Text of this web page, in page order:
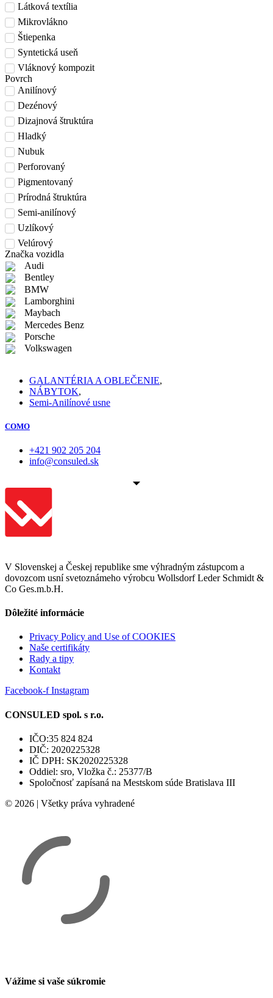
Látková textília
Mikrovlákno
Štiepenka
Syntetická useň
Vláknový kompozit
Povrch
Anilínový
Dezénový
Dizajnová štruktúra
Hladký
Nubuk
Perforovaný
Pigmentovaný
Prírodná štruktúra
Semi-anilínový
Uzlíkový
Velúrový
Značka vozidla
Audi
Bentley
BMW
Lamborghini
Maybach
Mercedes Benz
Porsche
Volkswagen
GALANTÉRIA A OBLEČENIE,
NÁBYTOK,
Semi-Anilínové usne
COMO
+421 902 205 204
info@consuled.sk
V Slovenskej a Českej republike sme výhradným zástupcom a
dovozcom usní svetoznámeho výrobcu Wollsdorf Leder Schmidt &
Co Ges.m.b.H.
Dôležité informácie
Privacy Policy and Use of COOKIES
Naše certifikáty
Rady a tipy
Kontakt
Facebook-f Instagram
CONSULED spol. s r.o.
IČO:35 824 824
DIČ: 2020225328
IČ DPH: SK2020225328
Oddiel: sro, Vložka č.: 25377/B
Spoločnosť zapísaná na Mestskom súde Bratislava III
© 2026 | Všetky práva vyhradené
Vážime si vaše súkromie